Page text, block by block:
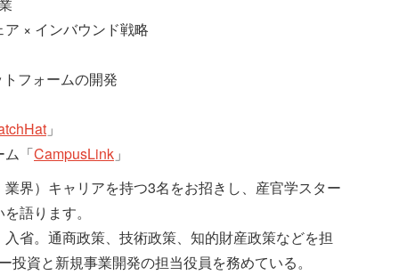
× インバウンド戦略
フォームの開発
」
ム「CampusLink 」
界）キャリアを持つ3名をお招きし、産官学スター
語ります。
省。通商政策、技術政策、知的財産政策などを担
資と新規事業開発の担当役員を務めている。